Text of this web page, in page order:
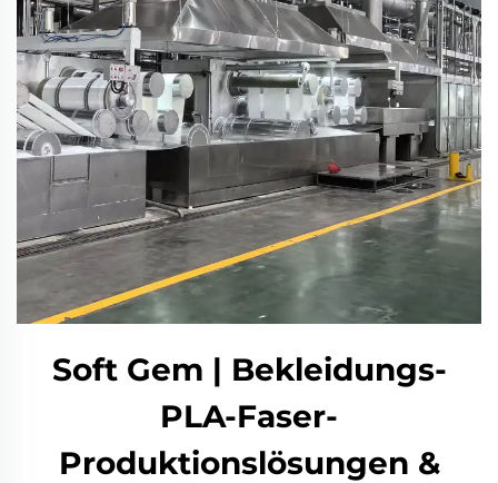
Soft Gem | Bekleidungs-
PLA-Faser-
Produktionslösungen &